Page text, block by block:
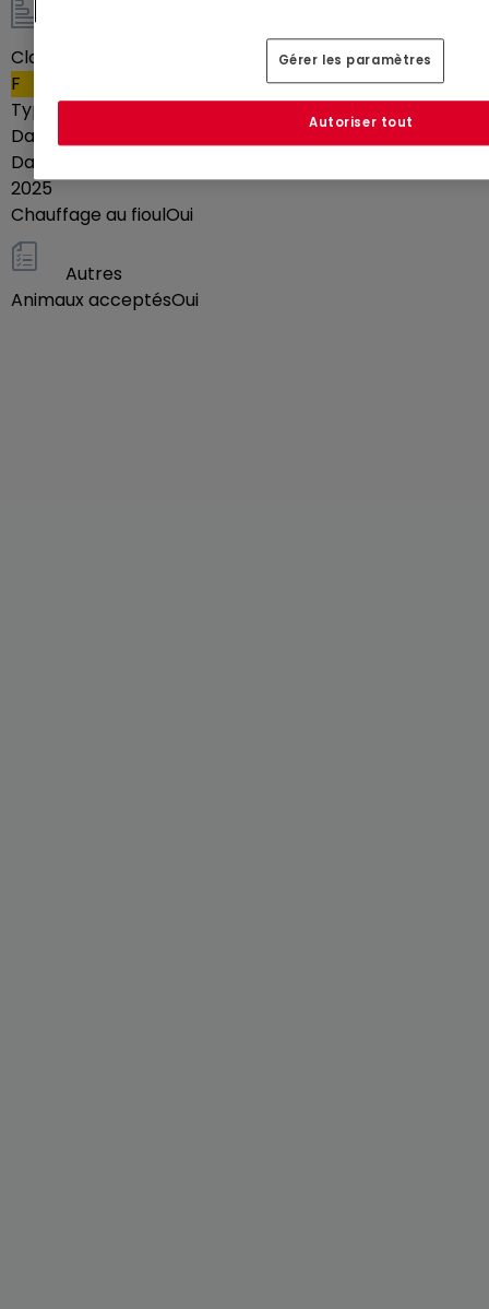
Classe énergétique
F
Type de passeport énergétiquePerformance
Date du passeport énergétique
Date d'expiration du passeport énergétique
2025
Chauffage au fioulOui
Autres
Animaux acceptésOui
Gérer les paramètres
Autoriser tout